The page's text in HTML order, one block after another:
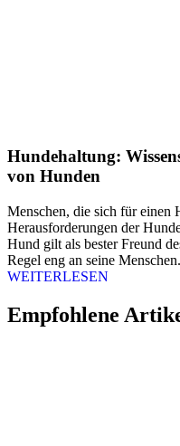
Hundehaltung:
von Hunden
Menschen, die sich für einen
Herausforderungen der
Hund gilt als bester Freund
Regel eng an seine
WEITERLESEN
Empfohlene